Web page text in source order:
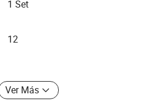
de fabricación, un innovador
servicio postventa, OTS está
mercado internacional y dar
1 Set
12
Ver Más